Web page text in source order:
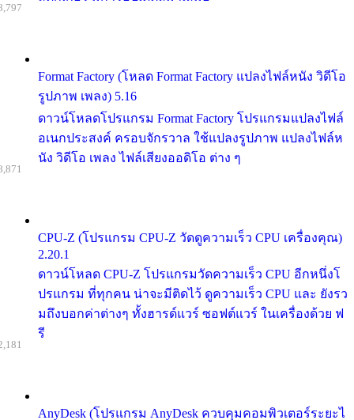
Format Factory (โหลด Format Factory แปลงไฟล์หนัง วิดีโอ
รูปภาพ เพลง) 5.16
ดาวน์โหลดโปรแกรม Format Factory โปรแกรมแปลงไฟล์
อเนกประสงค์ ครอบจักรวาล ใช้แปลงรูปภาพ แปลงไฟล์ห
นัง วิดีโอ เพลง ไฟล์เสียงออดิโอ ต่าง ๆ
CPU-Z (โปรแกรม CPU-Z วัดดูความเร็ว CPU เครื่องคุณ)
2.20.1
ดาวน์โหลด CPU-Z โปรแกรมวัดความเร็ว CPU อีกหนึ่งโ
ปรแกรม ที่ทุกคน น่าจะมีติดไว้ ดูความเร็ว CPU และ ยังรว
มถึงบอกค่าต่างๆ ทั้งฮารด์แวร์ ซอฟต์แวร์ ในเครื่องด้วย ฟ
รี
AnyDesk (โปรแกรม AnyDesk ควบคุมคอมพิวเตอร์ระยะไ